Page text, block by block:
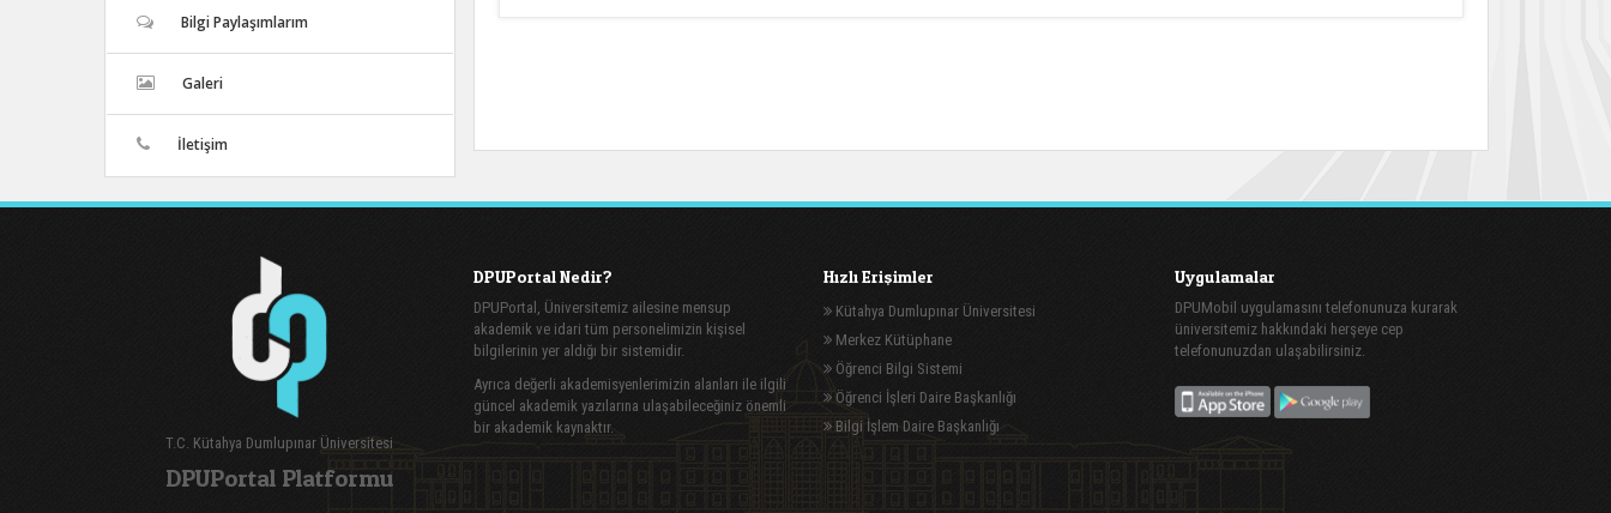
Bilgi Paylaşımlarım
Galeri
İletişim
T.C. Kütahya Dumlupınar Üniversitesi
DPUPortal Platformu
DPUPortal Nedir?
DPUPortal, Üniversitemiz ailesine mensup
akademik ve idari tüm personelimizin kişisel
bilgilerinin yer aldığı bir sistemidir.
Ayrıca değerli akademisyenlerimizin alanları ile ilgili
güncel akademik yazılarına ulaşabileceğiniz önemli
bir akademik kaynaktır.
Hızlı Erişimler
Kütahya Dumlupınar Üniversitesi
Merkez Kütüphane
Öğrenci Bilgi Sistemi
Öğrenci İşleri Daire Başkanlığı
Bilgi İşlem Daire Başkanlığı
Uygulamalar
DPUMobil uygulamasını telefonunuza kurarak
üniversitemiz hakkındaki herşeye cep
telefonunuzdan ulaşabilirsiniz.